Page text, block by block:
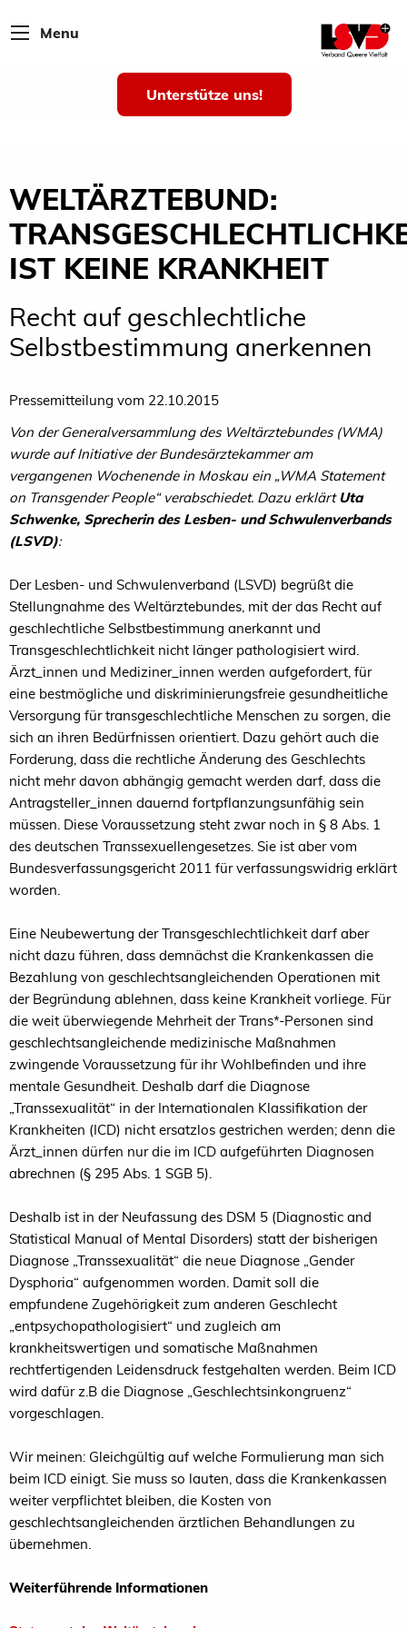
Menu
Unterstütze uns!
WELTÄRZTEBUND:
IST KEINE KRANKHEIT
Recht auf geschlechtliche
Selbstbestimmung anerkennen
Pressemitteilung vom 22.10.2015
Von der Generalversammlung des Weltärztebundes (WMA)
wurde auf Initiative der Bundesärztekammer am
vergangenen Wochenende in Moskau ein „WMA Statement
on Transgender People“ verabschiedet. Dazu erklärtUta
Schwenke, Sprecherin des Lesben- und Schwulenverbands
(LSVD):
Der Lesben- und Schwulenverband (LSVD) begrüßt die
Stellungnahme des Weltärztebundes, mit der das Recht auf
geschlechtliche Selbstbestimmung anerkannt und
Transgeschlechtlichkeit nicht länger pathologisiert wird.
Ärzt_innen und Mediziner_innen werden aufgefordert, für
eine bestmögliche und diskriminierungsfreie gesundheitliche
Versorgung für transgeschlechtliche Menschen zu sorgen, die
sich an ihren Bedürfnissen orientiert. Dazu gehört auch die
Forderung, dass die rechtliche Änderung des Geschlechts
nicht mehr davon abhängig gemacht werden darf, dass die
Antragsteller_innen dauernd fortpflanzungsunfähig sein
müssen. Diese Voraussetzung steht zwar noch in § 8 Abs. 1
des deutschen Transsexuellengesetzes. Sie ist aber vom
Bundesverfassungsgericht 2011 für verfassungswidrig erklärt
worden.
Eine Neubewertung der Transgeschlechtlichkeit darf aber
nicht dazu führen, dass demnächst die Krankenkassen die
Bezahlung von geschlechtsangleichenden Operationen mit
der Begründung ablehnen, dass keine Krankheit vorliege. Für
die weit überwiegende Mehrheit der Trans*-Personen sind
geschlechtsangleichende medizinische Maßnahmen
zwingende Voraussetzung für ihr Wohlbefinden und ihre
mentale Gesundheit. Deshalb darf die Diagnose
„Transsexualität“ in der Internationalen Klassifikation der
Krankheiten (ICD) nicht ersatzlos gestrichen werden; denn die
Ärzt_innen dürfen nur die im ICD aufgeführten Diagnosen
abrechnen (§ 295 Abs. 1 SGB 5).
Deshalb ist in der Neufassung des DSM 5 (Diagnostic and
Statistical Manual of Mental Disorders) statt der bisherigen
Diagnose „Transsexualität“ die neue Diagnose „Gender
Dysphoria“ aufgenommen worden. Damit soll die
empfundene Zugehörigkeit zum anderen Geschlecht
„entpsychopathologisiert“ und zugleich am
krankheitswertigen und somatische Maßnahmen
rechtfertigenden Leidensdruck festgehalten werden. Beim ICD
wird dafür z.B die Diagnose „Geschlechtsinkongruenz“
vorgeschlagen.
Wir meinen: Gleichgültig auf welche Formulierung man sich
beim ICD einigt. Sie muss so lauten, dass die Krankenkassen
weiter verpflichtet bleiben, die Kosten von
geschlechtsangleichenden ärztlichen Behandlungen zu
übernehmen.
Weiterführende Informationen